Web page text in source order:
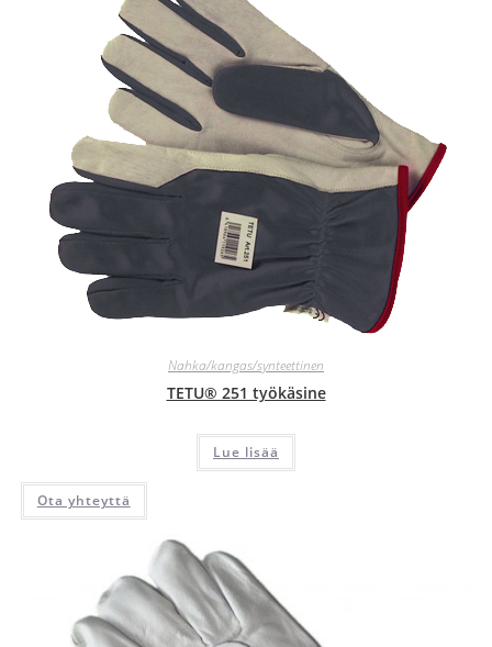
Nahka/kangas/synteettinen
TETU® 251 työkäsine
Lue lisää
Ota yhteyttä